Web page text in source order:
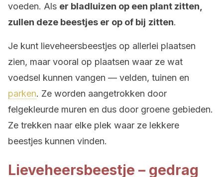
voeden. Als er bladluizen op een plant zitten,
zullen deze beestjes er op of bij zitten.
Je kunt lieveheersbeestjes op allerlei plaatsen
zien, maar vooral op plaatsen waar ze wat
voedsel kunnen vangen — velden, tuinen en
parken. Ze worden aangetrokken door
felgekleurde muren en dus door groene gebieden.
Ze trekken naar elke plek waar ze lekkere
beestjes kunnen vinden.
Lieveheersbeestje – gedrag